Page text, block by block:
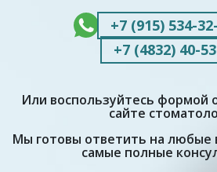
+7 (915) 534-
+7 (4832) 40-
Или воспользуйтесь формой
сайте
Мы готовы ответить на любые
самые полные